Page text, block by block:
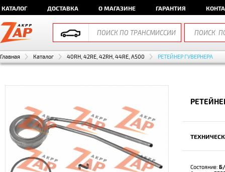
КАТАЛОГ ДОСТАВКА О МАГАЗИНЕ ГАРАНТИЯ
Главная Каталог 40RH, 42RE, 42RH, 44RE, A500 РЕТЕЙНЕР ГУВЕРНЕРА
Состояние: